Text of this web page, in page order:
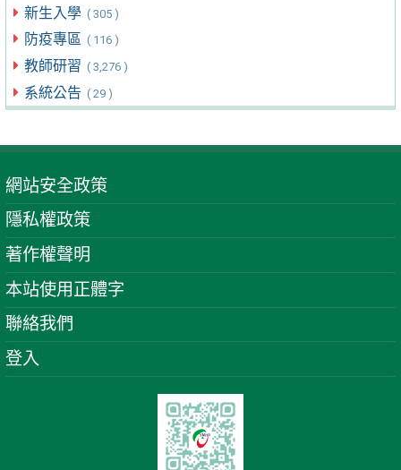
新生入學 ( 305 )
防疫專區 ( 116 )
教師研習 ( 3,276 )
系統公告 ( 29 )
網站安全政策
隱私權政策
著作權聲明
本站使用正體字
聯絡我們
登入